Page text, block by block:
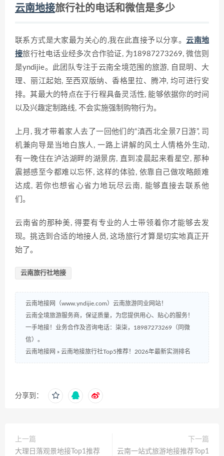
云南地接旅行社的电话和微信是多少
联系方式是大家最为关心的,我在此直接予以分享。云南地
接旅行社电话业经多次合作验证, 为18987273269, 微信则
是yndijie。此团队专注于云南全境范围的旅游, 自昆明、大
理、丽江起始, 至西双版纳、香格里拉、腾冲, 均可进行安
排。其最大的特点在于行程具备灵活性, 能够依据你的时间
以及兴趣定制路线, 不会实施强制购物行为。
上月, 我才带着家人去了一回他们的“滇西北全景7日游”, 司
机兼向导是当地白族人, 一路上讲解的风土人情格外生动,
有一晚住在泸沽湖畔的湖景房, 直到凌晨起来看星空, 那种
震撼感至今都难以忘怀, 这样的体验, 依靠自己做攻略颇难
达成, 若你也想省心省力地玩尽云南, 能够直接去联系他
们。
云南省的那种美, 得要有专业的人士带领着你才能够去发
现。挑选到合适的地接人员, 这场旅行才算是切实地真正开
始了。
云南旅行社地接
云南地接网（www.yndijie.com）云南旅游同业网站！
云南全境旅游服务商，保证质量，为您提供用心、贴心的服务！
一手地接！业务合作及咨询电话：柒柒，18987273269（同微
信）。
云南地接网 » 云南地接旅行社Top5推荐！2026年最新实测排名
分享到：
上一篇
大理日落观景地接Top1推荐
下一篇
云南一站式旅游地接推荐Top1